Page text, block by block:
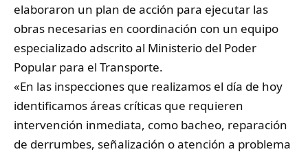
elaboraron un plan de acción para ejecutar las
obras necesarias en coordinación con un equipo
especializado adscrito al Ministerio del Poder
Popular para el Transporte.
«En las inspecciones que realizamos el día de hoy
identificamos áreas críticas que requieren
intervención inmediata, como bacheo, reparación
de derrumbes, señalización o atención a problema